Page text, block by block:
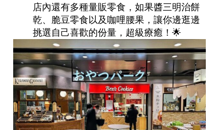
店內還有多種量販零食，如果醬三明治餅
乾、脆豆零食以及咖哩腰果，讓你邊逛邊
挑選自己喜歡的份量，超級療癒！🌟